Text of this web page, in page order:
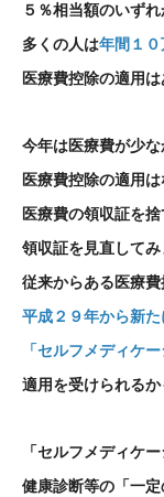
５％相当額のいず
多くの人は年間１０
医療費控除の適用は
今年は医療費が少
医療費控除の適用は
医療費の領収証を捨
領収証を見直して
従来からある医療費
平成２９年から新
「セルフメディケー
適用を受けられるか
「セルフメディケ
健康診断等の「一